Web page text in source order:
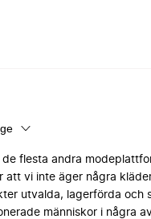
de flesta andra
att vi inte äger några
utvalda, lagerförda och
människor i några